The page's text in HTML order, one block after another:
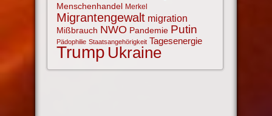
Menschenhandel Merkel
Migrantengewalt migration
Mißbrauch NWO Pandemie Putin
Pädophilie Staatsangehörigkeit Tagesenergie
Trump Ukraine